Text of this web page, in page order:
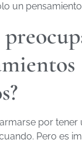
un
por tener
Pero es